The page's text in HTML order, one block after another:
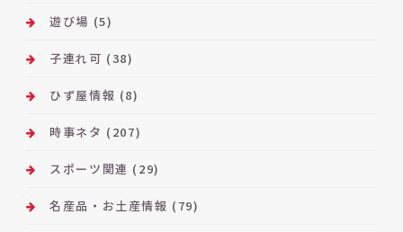
遊び場 (5)
子連れ可 (38)
ひず屋情報 (8)
時事ネタ (207)
スポーツ関連 (29)
名産品・お土産情報 (79)